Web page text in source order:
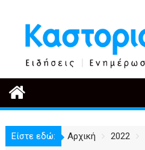
περιεχόμενο
Είστε εδώ: Αρχική 2022